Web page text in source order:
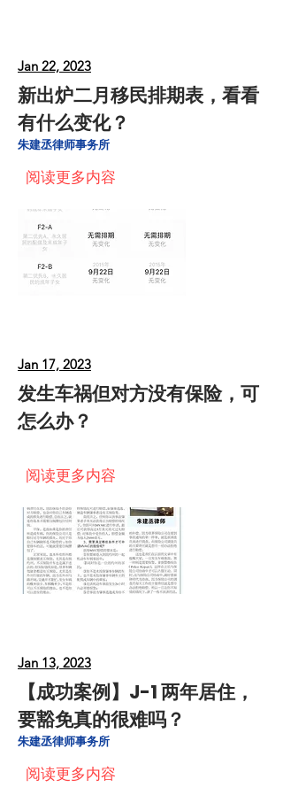
Jan 22, 2023
新出炉二月移民排期表，看看
有什么变化？
朱建丞律师事务所
阅读更多内容
Jan 17, 2023
发生车祸但对方没有保险，可
怎么办？
阅读更多内容
Jan 13, 2023
【成功案例】J-1 两年居住，
要豁免真的很难吗？
朱建丞律师事务所
阅读更多内容